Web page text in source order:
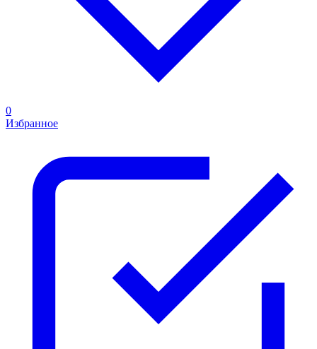
0
Избранное